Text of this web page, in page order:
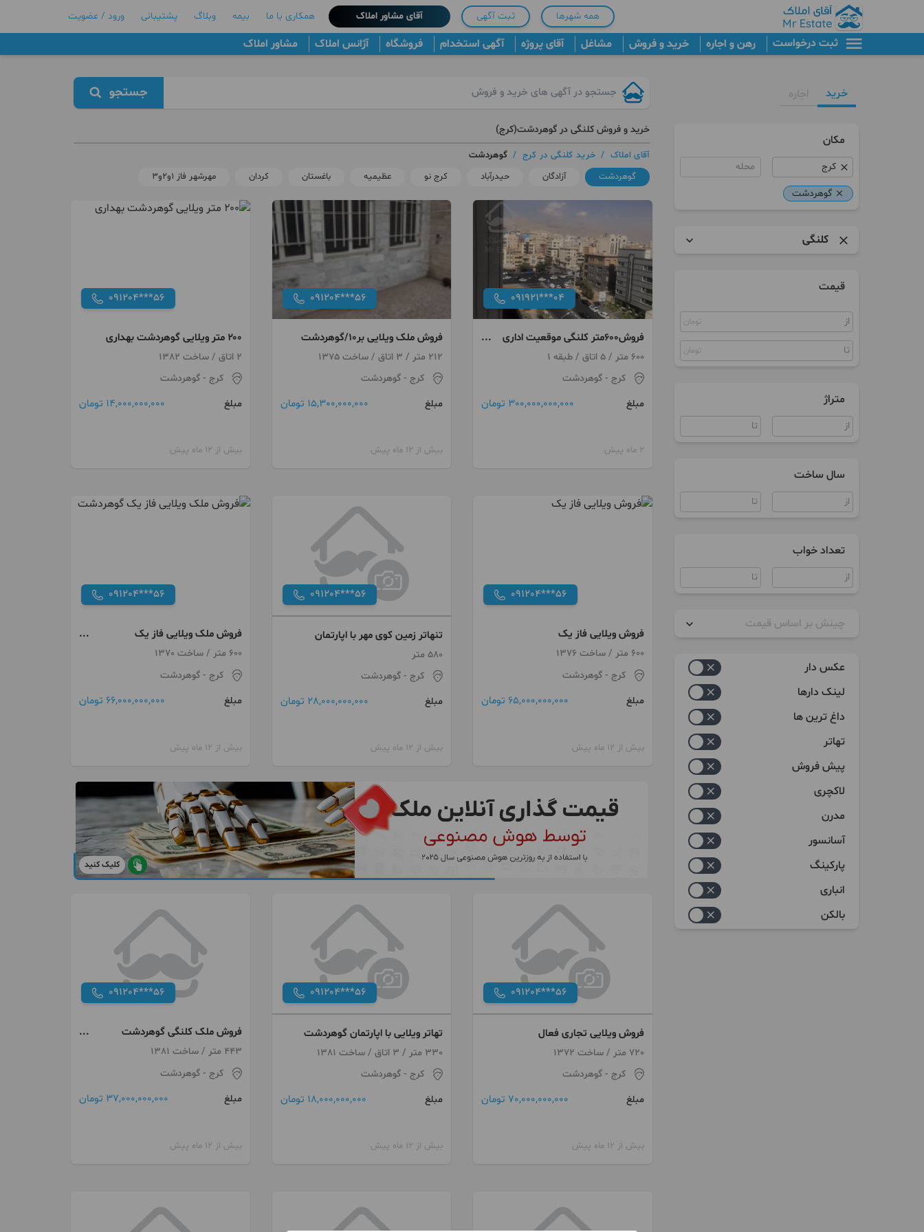
همه شهرها ثبت آگهی آقای مشاور املاک همکاری با ما بیمه وبلاگ پشتیبانی ورود / عضویت
ثبت درخواست رهن و اجاره خرید و فروش مشاغل آقای پروژه آگهی استخدام فروشگاه آژانس املاک مشاور املاک
خرید اجاره
مکان
محله
گوهردشت
کلنگی
برج
کلنگی
مستغلات
ویلا
آپارتمان اداری
مغازه
انبار
قیمت
تومان
تومان
متراژ
سال ساخت
تعداد خواب
چینش بر اساس قیمت
عکس دار
لینک دارها
داغ ترین ها
تهاتر
پیش فروش
لاکچری
مدرن
آسانسور
پارکینگ
انباری
بالکن
جستجو
خرید و فروش کلنگی در گوهردشت(کرج)
آقای املاک / خرید کلنگی در کرج / گوهردشت
گوهردشت
آزادگان حیدرآباد کرج نو عظیمیه باغستان کردان مهرشهر فاز ۱و۲و۳
091921***04
فروش600متر کلنگی موقعیت اداری
تجاری کرج گوهر دشت
600 متر / 5 اتاق / طبقه 1
کرج - گوهردشت
مبلغ
300,000,000,000 تومان
2 ماه پیش
091204***56
فروش ملک ویلایی بر10/گوهردشت
212 متر / 3 اتاق / ساخت 1375
کرج- گوهردشت
مبلغ
15,300,000,000 تومان
بیش از 12 ماه پیش
091204***56
۲۰۰ متر ویلایی گوهردشت بهداری
2 اتاق / ساخت 1382
کرج - گوهردشت
مبلغ
14,000,000,000 تومان
بیش از 12 ماه پیش
091204***56
فروش ویلایی فاز یک
600 متر / ساخت 1376
کرج - گوهردشت
مبلغ
65,000,000,000 تومان
بیش از 12 ماه پیش
091204***56
تنهاتر زمین کوی مهر با اپارتمان
580 متر
کرج- گوهردشت
مبلغ
28,000,000,000 تومان
بیش از 12 ماه پیش
091204***56
فروش ملک ویلایی فاز یک
گوهردشت
600 متر / ساخت 1370
کرج - گوهردشت
مبلغ
66,000,000,000 تومان
بیش از 12 ماه پیش
کلیک کنید
091204***56
فروش ویلایی تجاری فعال
720 متر / ساخت 1372
کرج - گوهردشت
مبلغ
70,000,000,000 تومان
بیش از 12 ماه پیش
091204***56
تهاتر ویلایی با اپارتمان گوهردشت
330 متر / 3 اتاق / ساخت 1381
کرج- گوهردشت
مبلغ
18,000,000,000 تومان
بیش از 12 ماه پیش
091204***56
فروش ملک کلنگی گوهردشت
جنوبی
443 متر / ساخت 1381
کرج - گوهردشت
مبلغ
37,000,000,000 تومان
بیش از 12 ماه پیش